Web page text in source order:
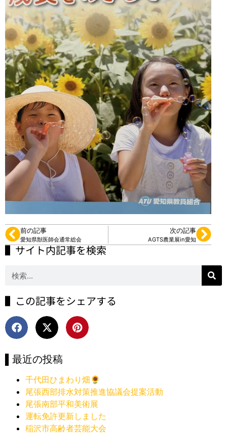
前の記事
愛知県獣医師会通常総会
次の記事
AGTS農業展in愛知
▌サイト内記事を検索
▌この記事をシェアする
▌最近の投稿
千代田ひまわり畑🌻
尾張西部排水対策推進協議会提案活動
尾張南部平和美術展
運転免許更新しました
稲沢市高齢者芸能大会